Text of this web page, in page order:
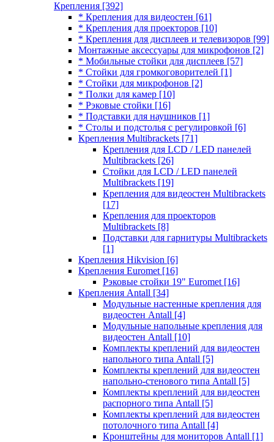
Крепления [392]
* Крепления для видеостен [61]
* Крепления для проекторов [10]
* Крепления для дисплеев и телевизоров [99]
Монтажные аксессуары для микрофонов [2]
* Мобильные стойки для дисплеев [57]
* Стойки для громкоговорителей [1]
* Стойки для микрофонов [2]
* Полки для камер [10]
* Рэковые стойки [16]
* Подставки для наушников [1]
* Столы и подстолья с регулировкой [6]
Крепления Multibrackets [71]
Крепления для LCD / LED панелей
Multibrackets [26]
Стойки для LCD / LED панелей
Multibrackets [19]
Крепления для видеостен Multibrackets
[17]
Крепления для проекторов
Multibrackets [8]
Подставки для гарнитуры Multibrackets
[1]
Крепления Hikvision [6]
Крепления Euromet [16]
Рэковые стойки 19" Euromet [16]
Крепления Antall [34]
Модульные настенные крепления для
видеостен Antall [4]
Модульные напольные крепления для
видеостен Antall [10]
Комплекты креплений для видеостен
напольного типа Antall [5]
Комплекты креплений для видеостен
напольно-стенового типа Antall [5]
Комплекты креплений для видеостен
распорного типа Antall [5]
Комплекты креплений для видеостен
потолочного типа Antall [4]
Кронштейны для мониторов Antall [1]